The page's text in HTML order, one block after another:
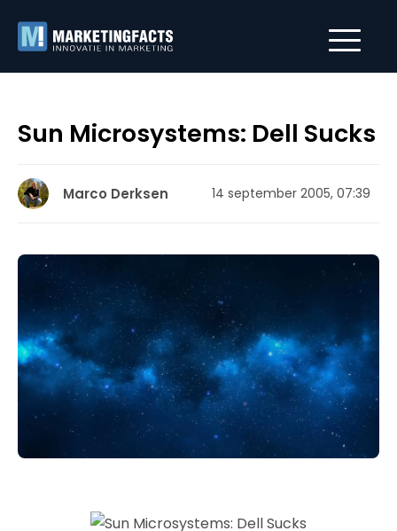
Sun Microsystems: Dell Sucks
Marco Derksen 14 september 2005, 07:39